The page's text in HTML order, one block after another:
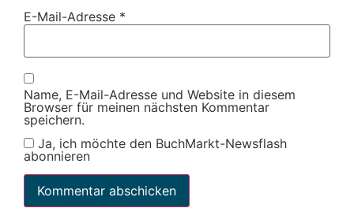
E-Mail-Adresse *
Name, E-Mail-Adresse und Website in diesem
Browser für meinen nächsten Kommentar
speichern.
Ja, ich möchte den BuchMarkt-Newsflash
abonnieren